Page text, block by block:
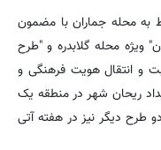
محله جماران با مضمون
ویژه محله گلابدره و "طرح
و انتقال هویت فرهنگی و
ریحان شهر در منطقه یک
طرح دیگر نیز در هفته آتی